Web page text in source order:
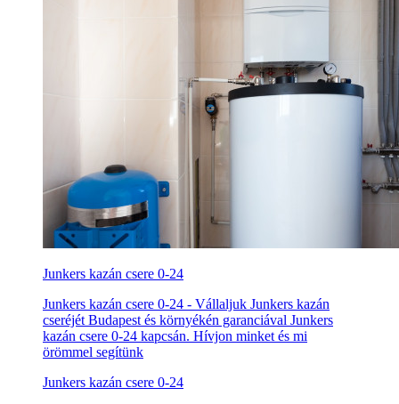
Junkers kazán csere 0-24
Junkers kazán csere 0-24 - Vállaljuk Junkers kazán
cseréjét Budapest és környékén garanciával Junkers
kazán csere 0-24 kapcsán. Hívjon minket és mi
örömmel segítünk
Junkers kazán csere 0-24